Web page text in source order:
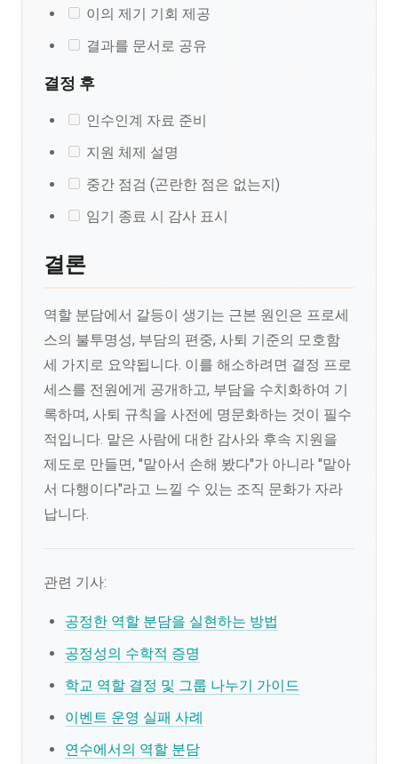
이의 제기 기회 제공
결과를 문서로 공유
결정 후
인수인계 자료 준비
지원 체제 설명
중간 점검 (곤란한 점은 없는지)
임기 종료 시 감사 표시
결론
역할 분담에서 갈등이 생기는 근본 원인은 프로세
스의 불투명성, 부담의 편중, 사퇴 기준의 모호함
세 가지로 요약됩니다. 이를 해소하려면 결정 프로
세스를 전원에게 공개하고, 부담을 수치화하여 기
록하며, 사퇴 규칙을 사전에 명문화하는 것이 필수
적입니다. 맡은 사람에 대한 감사와 후속 지원을
제도로 만들면, "맡아서 손해 봤다"가 아니라 "맡아
서 다행이다"라고 느낄 수 있는 조직 문화가 자라
납니다.
관련 기사:
공정한 역할 분담을 실현하는 방법
공정성의 수학적 증명
학교 역할 결정 및 그룹 나누기 가이드
이벤트 운영 실패 사례
연수에서의 역할 분담